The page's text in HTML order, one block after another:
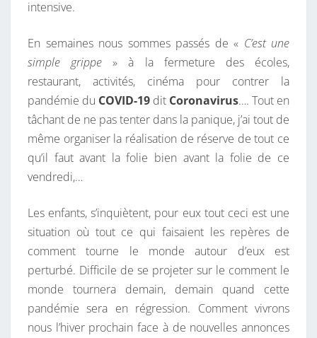
intensive.
En semaines nous sommes passés de « C’est une
simple grippe » à la fermeture des écoles,
restaurant, activités, cinéma pour contrer la
pandémie du COVID-19 dit Coronavirus…. Tout en
tâchant de ne pas tenter dans la panique, j’ai tout de
même organiser la réalisation de réserve de tout ce
qu’il faut avant la folie bien avant la folie de ce
vendredi,…
Les enfants, s’inquiètent, pour eux tout ceci est une
situation où tout ce qui faisaient les repères de
comment tourne le monde autour d’eux est
perturbé. Difficile de se projeter sur le comment le
monde tournera demain, demain quand cette
pandémie sera en régression. Comment vivrons
nous l’hiver prochain face à de nouvelles annonces